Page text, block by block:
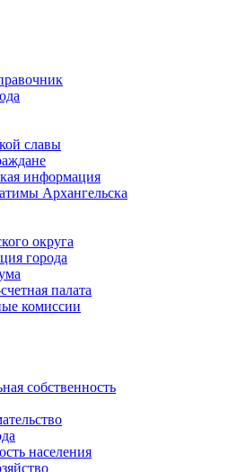
славы
информация
Архангельска
округа
города
палата
комиссии
собственность
населения